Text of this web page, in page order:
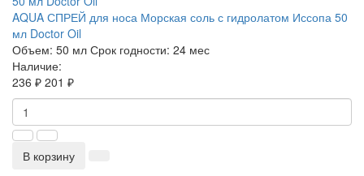
AQUA СПРЕЙ для носа Морская соль с гидролатом Иссопа 50
мл Doctor Oil
Объем: 50 мл Срок годности: 24 мес
Наличие:
236 ₽ 201 ₽
В корзину